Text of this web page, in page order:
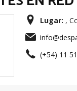
Lugar: ,
(+54) 11